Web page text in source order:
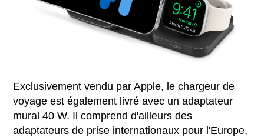
Exclusivement vendu par Apple, le chargeur de
voyage est également livré avec un adaptateur
mural 40 W. Il comprend d'ailleurs des
adaptateurs de prise internationaux pour l'Europe,